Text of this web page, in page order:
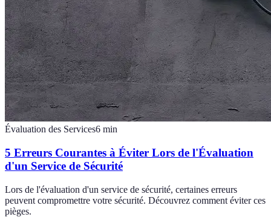
Évaluation des Services6 min
5 Erreurs Courantes à Éviter Lors de l'Évaluation
d'un Service de Sécurité
Lors de l'évaluation d'un service de sécurité, certaines erreurs
peuvent compromettre votre sécurité. Découvrez comment éviter ces
pièges.